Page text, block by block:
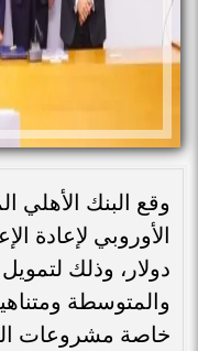
وقع البنك الأهلي
دولار، وذلك
والمتوسطة
خاصة مشروعات